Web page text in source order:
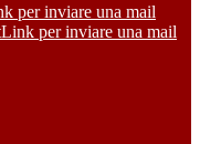
per inviare una mail
Link per inviare una mail